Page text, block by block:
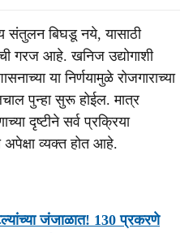
संतुलन बिघडू नये, यासाठी
गरज आहे. खनिज उद्योगाशी
या निर्णयामुळे रोजगाराच्या
पुन्हा सुरू होईल. मात्र
दृष्टीने सर्व प्रक्रिया
अपेक्षा व्यक्त होत आहे.
जंजाळात! 130 प्रकरणे